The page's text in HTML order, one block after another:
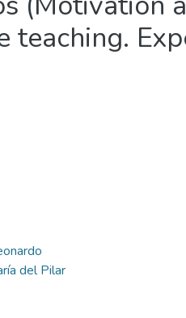
teaching.
del Pilar